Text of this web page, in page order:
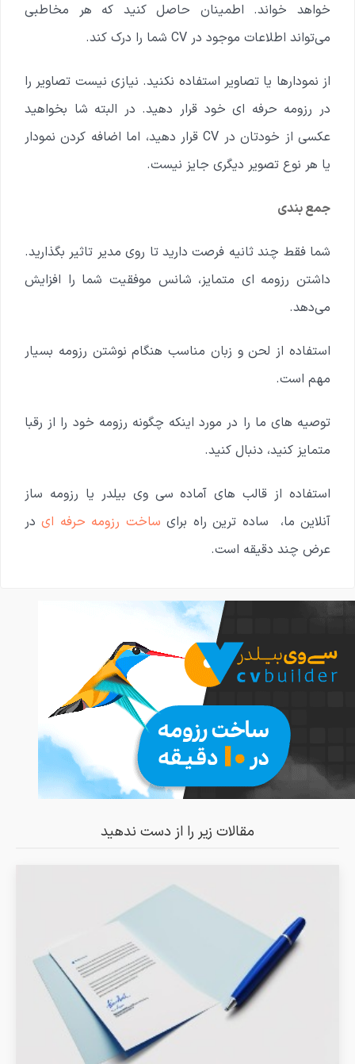
خواهد خواند. اطمینان حاصل کنید که هر مخاطبی
می‌تواند اطلاعات موجود در CV شما را درک کند.
از نمودارها یا تصاویر استفاده نکنید. نیازی نیست تصاویر را
در رزومه حرفه ای خود قرار دهید. در البته شا بخواهید
عکسی از خودتان در CV قرار دهید، اما اضافه کردن نمودار
یا هر نوع تصویر دیگری جایز نیست.
جمع بندی
شما فقط چند ثانیه فرصت دارید تا روی مدیر تاثیر بگذارید.
داشتن رزومه ای متمایز، شانس موفقیت شما را افزایش
می‌دهد.
استفاده از لحن و زبان مناسب هنگام نوشتن رزومه بسیار
مهم است.
توصیه های ما را در مورد اینکه چگونه رزومه خود را از رقبا
متمایز کنید، دنبال کنید.
استفاده از قالب های آماده سی وی بیلدر یا رزومه ساز
آنلاین ما، ساده ترین راه برای ساخت رزومه حرفه ایدر
عرض چند دقیقه است.
مقالات زیر را از دست ندهید